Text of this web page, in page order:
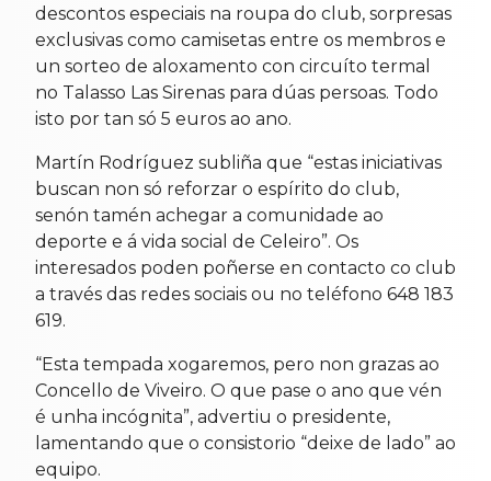
descontos especiais na roupa do club, sorpresas
exclusivas como camisetas entre os membros e
un sorteo de aloxamento con circuíto termal
no Talasso Las Sirenas para dúas persoas. Todo
isto por tan só 5 euros ao ano.
Martín Rodríguez subliña que “estas iniciativas
buscan non só reforzar o espírito do club,
senón tamén achegar a comunidade ao
deporte e á vida social de Celeiro”. Os
interesados poden poñerse en contacto co club
a través das redes sociais ou no teléfono 648 183
619.
“Esta tempada xogaremos, pero non grazas ao
Concello de Viveiro. O que pase o ano que vén
é unha incógnita”, advertiu o presidente,
lamentando que o consistorio “deixe de lado” ao
equipo.